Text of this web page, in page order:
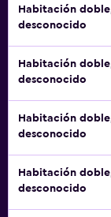
Habitación
desconocido
Habitación
desconocido
Habitación
desconocido
Habitación
desconocido